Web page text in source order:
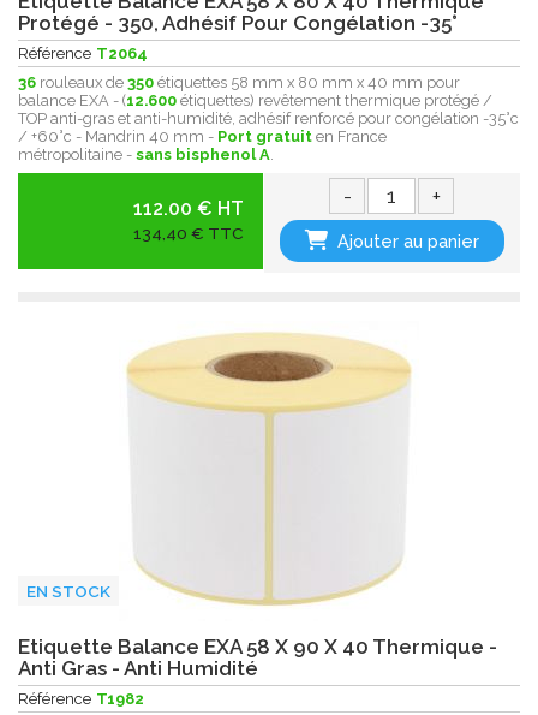
Protégé - 350, Adhésif Pour Congélation -35°
Référence T2064
36 rouleaux de 350 étiquettes 58 mm x 80 mm x 40 mm pour
balance EXA - (12.600 étiquettes) revêtement thermique protégé /
TOP anti-gras et anti-humidité, adhésif renforcé pour congélation -35°c
/ +60°c - Mandrin 40 mm - Port gratuit en France
métropolitaine - sans bisphenol A
112.00 € HT
134,40 € TTC
- +
Ajouter au panier
EN STOCK
Etiquette Balance EXA 58 X 90 X 40 Thermique -
Anti Gras - Anti Humidité
Référence T1982